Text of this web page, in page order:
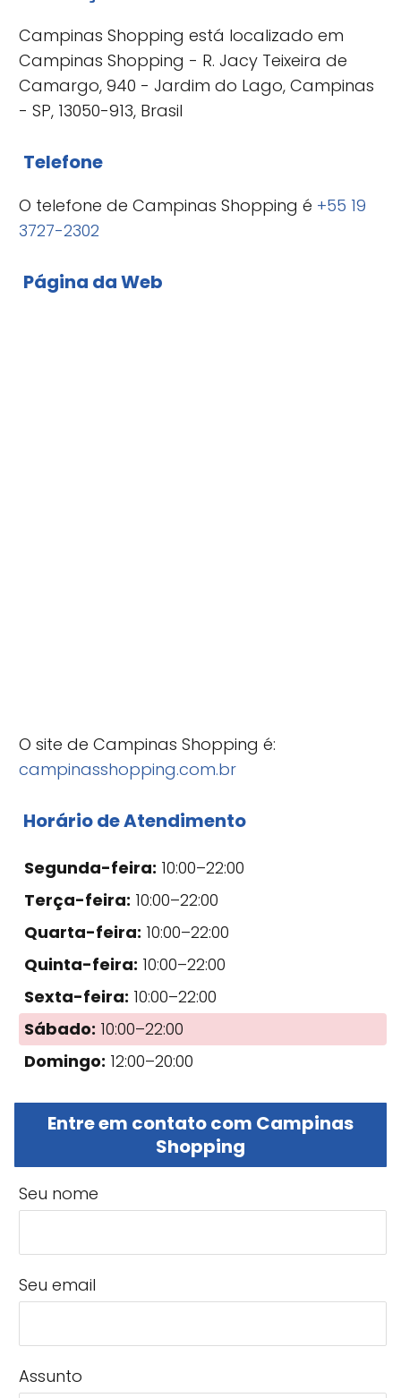
Campinas Shopping está localizado em
Campinas Shopping - R. Jacy Teixeira de
Camargo, 940 - Jardim do Lago, Campinas
- SP, 13050-913, Brasil
Telefone
O telefone de Campinas Shopping é +55 19
3727-2302
Página da Web
O site de Campinas Shopping é:
campinasshopping.com.br
Horário de Atendimento
Segunda-feira: 10:00–22:00
Terça-feira: 10:00–22:00
Quarta-feira: 10:00–22:00
Quinta-feira: 10:00–22:00
Sexta-feira: 10:00–22:00
Sábado: 10:00–22:00
Domingo: 12:00–20:00
Entre em contato com Campinas
Shopping
Seu nome
Seu email
Assunto